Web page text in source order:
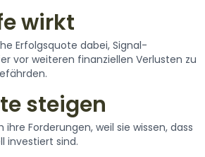
wirkt
Erfolgsquote dabei, Signal-
vor weiteren finanziellen Verlusten zu
steigen
Forderungen, weil sie wissen, dass
investiert sind.